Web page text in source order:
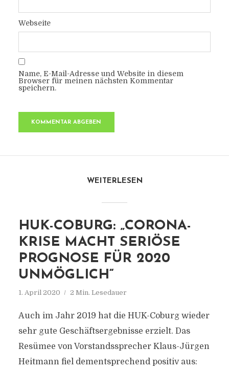
Webseite
Name, E-Mail-Adresse und Website in diesem
Browser für meinen nächsten Kommentar
speichern.
WEITERLESEN
HUK-COBURG: „CORONA-
KRISE MACHT SERIÖSE
PROGNOSE FÜR 2020
UNMÖGLICH“
1. April 2020 2 Min. Lesedauer
Auch im Jahr 2019 hat die HUK-Coburg wieder
sehr gute Geschäftsergebnisse erzielt. Das
Resümee von Vorstandssprecher Klaus-Jürgen
Heitmann fiel dementsprechend positiv aus: